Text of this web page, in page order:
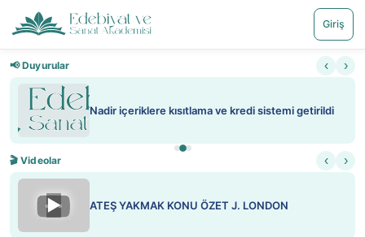
Giriş
📢 Duyurular ‹ ›
Nadir içeriklere kısıtlama ve kredi sistemi getirildi
🎬 Videolar ‹ ›
▶ ATEŞ YAKMAK KONU ÖZET J. LONDON